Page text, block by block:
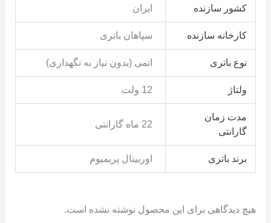
کشور سازنده ایران
کارخانه سازنده سپاهان باتری
نوع باتری اتمی (بدون نیاز به نگهداری)
ولتاژ 12 ولت
مدت زمان
گارانتی
22 ماه گارانتی
برند باتری اوربیتال پریمیوم
هیچ دیدگاهی برای این محصول نوشته نشده است.